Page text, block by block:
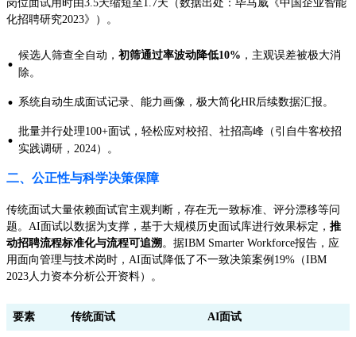
岗位面试用时由3.5天缩短至1.7天（数据出处：毕马威《中国企业智能
化招聘研究2023》）。
· 候选人筛查全自动， 初筛通过率波动降低10% ，主观误差被极大消
除。
· 系统自动生成面试记录、能力画像，极大简化HR后续数据汇报。
· 批量并行处理100+面试，轻松应对校招、社招高峰（引自牛客校招
实践调研，2024）。
二、公正性与科学决策保障
传统面试大量依赖面试官主观判断，存在无一致标准、评分漂移等问
题。AI面试以数据为支撑，基于大规模历史面试库进行效果标定， 推
动招聘流程标准化与流程可追溯。据IBM Smarter Workforce报告，应
用面向管理与技术岗时，AI面试降低了不一致决策案例19%（IBM
2023人力资本分析公开资料）。
要素 传统面试 AI面试